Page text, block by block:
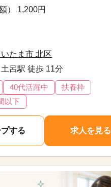
40代活躍中！
） 1,200円
たま市 北区
呂駅 徒歩 11分
40代活躍中
扶養枠
以下
する 求人を見る
他の条件を選択